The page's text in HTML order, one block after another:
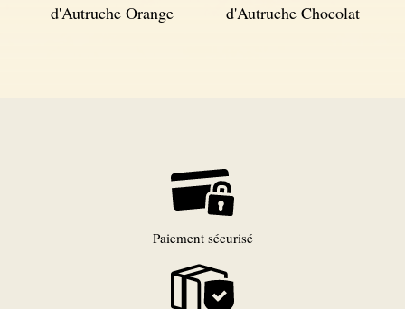
d'Autruche Orange
d'Autruche Chocolat
Paiement sécurisé